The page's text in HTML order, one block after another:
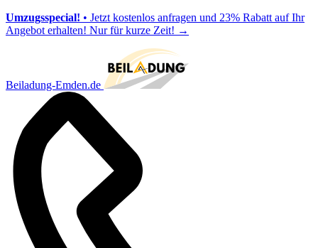
Umzugsspecial! • Jetzt kostenlos anfragen und 23% Rabatt auf Ihr
Angebot erhalten! Nur für kurze Zeit! →
Beiladung-Emden.de